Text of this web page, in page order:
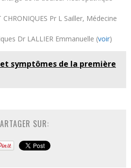
CHRONIQUES Pr L Sailler, Médecine
Dr LALLIER Emmanuelle (voir)
symptômes de la première
SUR: